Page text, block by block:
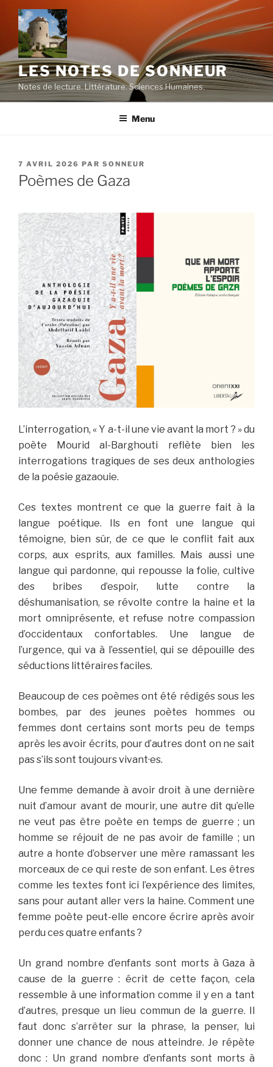
contenu
principal
LES NOTES DE SONNEUR
Notes de lecture. Littérature. Sciences Humaines.
Menu
PUBLIÉ
LE
7 AVRIL 2026 PAR SONNEUR
Poèmes de Gaza
L’interrogation, « Y a-t-il une vie avant la mort ? » du
poète Mourid al-Barghouti reflète bien les
interrogations tragiques de ses deux anthologies
de la poésie gazaouie.
Ces textes montrent ce que la guerre fait à la
langue poétique. Ils en font une langue qui
témoigne, bien sûr, de ce que le conflit fait aux
corps, aux esprits, aux familles. Mais aussi une
langue qui pardonne, qui repousse la folie, cultive
des bribes d’espoir, lutte contre la
déshumanisation, se révolte contre la haine et la
mort omniprésente, et refuse notre compassion
d’occidentaux confortables. Une langue de
l’urgence, qui va à l’essentiel, qui se dépouille des
séductions littéraires faciles.
Beaucoup de ces poèmes ont été rédigés sous les
bombes, par des jeunes poètes hommes ou
femmes dont certains sont morts peu de temps
après les avoir écrits, pour d’autres dont on ne sait
pas s’ils sont toujours vivant·es.
Une femme demande à avoir droit à une dernière
nuit d’amour avant de mourir, une autre dit qu’elle
ne veut pas être poète en temps de guerre ; un
homme se réjouit de ne pas avoir de famille ; un
autre a honte d’observer une mère ramassant les
morceaux de ce qui reste de son enfant. Les êtres
comme les textes font ici l’expérience des limites,
sans pour autant aller vers la haine. Comment une
femme poète peut-elle encore écrire après avoir
perdu ces quatre enfants ?
Un grand nombre d’enfants sont morts à Gaza à
cause de la guerre : écrit de cette façon, cela
ressemble à une information comme il y en a tant
d’autres, presque un lieu commun de la guerre. Il
faut donc s’arrêter sur la phrase, la penser, lui
donner une chance de nous atteindre. Je répète
donc : Un grand nombre d’enfants sont morts à